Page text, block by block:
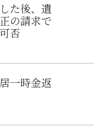
た後、遺
の請求で
否
一時金返